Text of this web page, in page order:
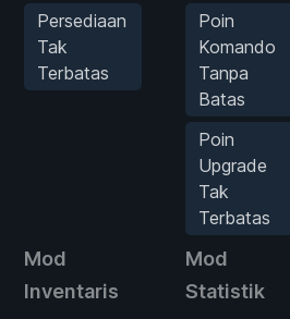
Persediaan
Tak
Terbatas
Poin
Komando
Tanpa
Batas
Poin
Upgrade
Tak
Terbatas
Mod
Inventaris
Mod
Statistik